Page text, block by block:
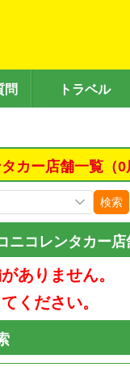
問 トラベル
カー店舗一覧（0
検索
ニコレンタカー店
ありません。
ください。